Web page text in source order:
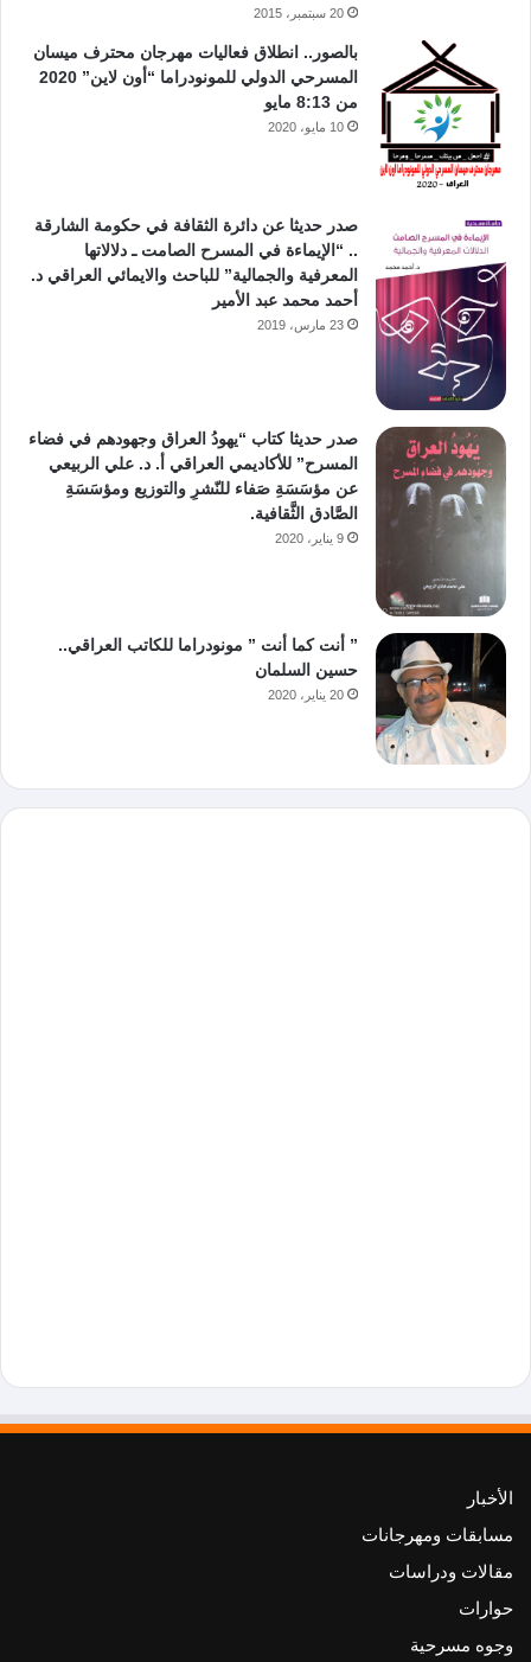
20 سبتمبر، 2015
بالصور.. انطلاق فعاليات مهرجان محترف ميسان
المسرحي الدولي للمونودراما “أون لاين” 2020
من 8:13 مايو
10 مايو، 2020
صدر حديثا عن دائرة الثقافة في حكومة الشارقة
.. “الإيماءة في المسرح الصامت ـ دلالاتها
المعرفية والجمالية” للباحث والايمائي العراقي د.
أحمد محمد عبد الأمير
23 مارس، 2019
صدر حديثا كتاب “يهودُ العراق وجهودهم في فضاء
المسرح” للأكاديمي العراقي أ. د. علي الربيعي
عن مؤسَسَةِ صَفاء للنّشرِ والتوزيع ومؤسَسَةِ
الصَّادق الثَّقافية.
9 يناير، 2020
” أنت كما أنت ” مونودراما للكاتب العراقي..
حسين السلمان
20 يناير، 2020
الأخبار
مسابقات ومهرجانات
مقالات ودراسات
حوارات
وجوه مسرحية